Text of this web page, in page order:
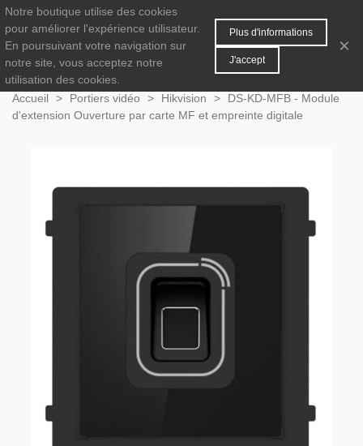
0 MENU
Accueil > Portiers vidéo > Hikvision >
DS-KD-MFB - Module
d'extension Ouverture par carte MF et empreinte digitale
Notre boutique utilise des cookies
pour améliorer l'expérience utilisateur.
En poursuivant votre navigation sur
notre site, vous acceptez notre
utilisation des cookies.
Plus d'informations
J'accept
×